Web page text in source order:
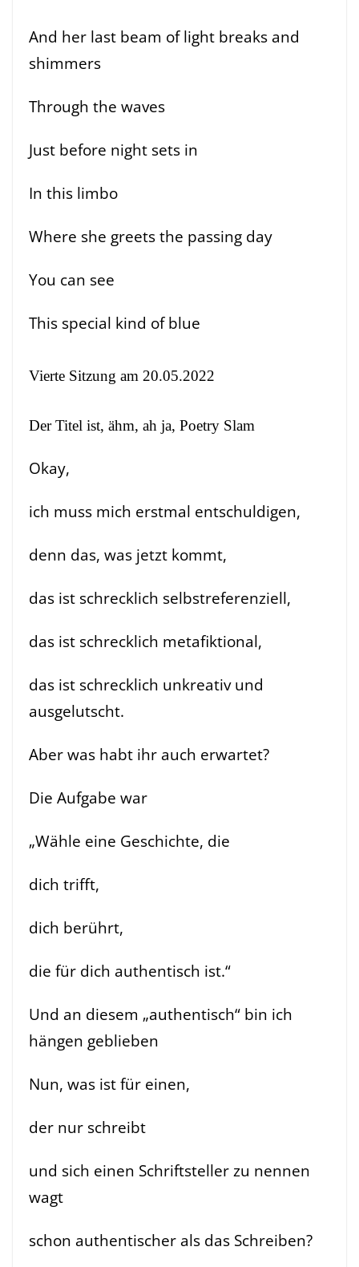
And her last beam of light breaks and
shimmers
Through the waves
Just before night sets in
In this limbo
Where she greets the passing day
You can see
This special kind of blue
Vierte Sitzung am 20.05.2022
Der Titel ist, ähm, ah ja, Poetry Slam
Okay,
ich muss mich erstmal entschuldigen,
denn das, was jetzt kommt,
das ist schrecklich selbstreferenziell,
das ist schrecklich metafiktional,
das ist schrecklich unkreativ und
ausgelutscht.
Aber was habt ihr auch erwartet?
Die Aufgabe war
„Wähle eine Geschichte, die
dich trifft,
dich berührt,
die für dich authentisch ist.“
Und an diesem „authentisch“ bin ich
hängen geblieben
Nun, was ist für einen,
der nur schreibt
und sich einen Schriftsteller zu nennen
wagt
schon authentischer als das Schreiben?